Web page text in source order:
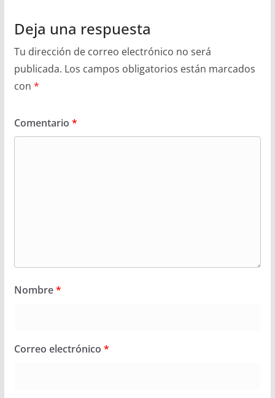
Deja una respuesta
Tu dirección de correo electrónico no será
publicada. Los campos obligatorios están marcados
con *
Comentario *
Nombre*
Correo electrónico *